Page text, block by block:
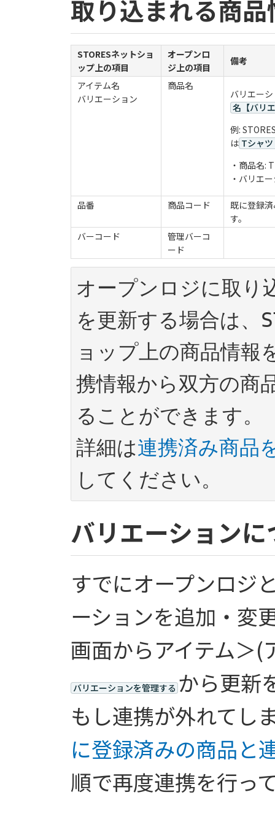
取り込まれる商
STORESネットショ
ップ上の項目
オープンロ
ジ上の項目
備考
アイテム名
バリエーション
商品名
バリエー
名【バリ
例:
は Tシャ
・商品名:
・バリエ
品番 商品コード
既に登録
す。
バーコード
管理バーコ
ード
オープンロジに取り
を更新する場合は、
ョップ上の商品情報
携情報から双方の商
ることができます。
詳細は連携済み商品
バリエーションに
すでにオープンロジ
ーションを追加・変
画面からアイテム＞(
バリエーションを管理する から更新
もし連携が外れてし
に登録済みの商品と
順で再度連携を行っ